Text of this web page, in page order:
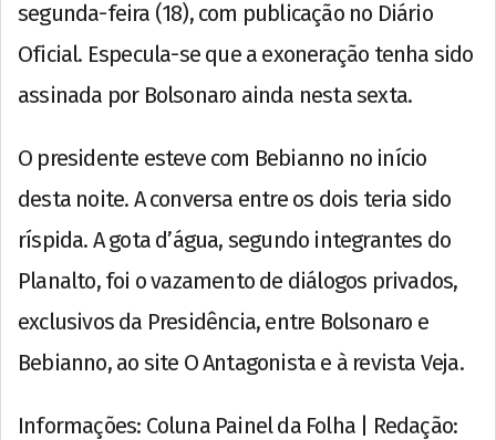
segunda-feira (18), com publicação no Diário
Oficial. Especula-se que a exoneração tenha sido
assinada por Bolsonaro ainda nesta sexta.
O presidente esteve com Bebianno no início
desta noite. A conversa entre os dois teria sido
ríspida. A gota d’água, segundo integrantes do
Planalto, foi o vazamento de diálogos privados,
exclusivos da Presidência, entre Bolsonaro e
Bebianno, ao site O Antagonista e à revista Veja.
Informações: Coluna Painel da Folha | Redação: